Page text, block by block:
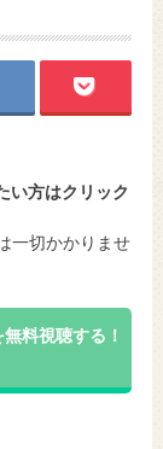
い方はクリック
一切かかりませ
料視聴する！